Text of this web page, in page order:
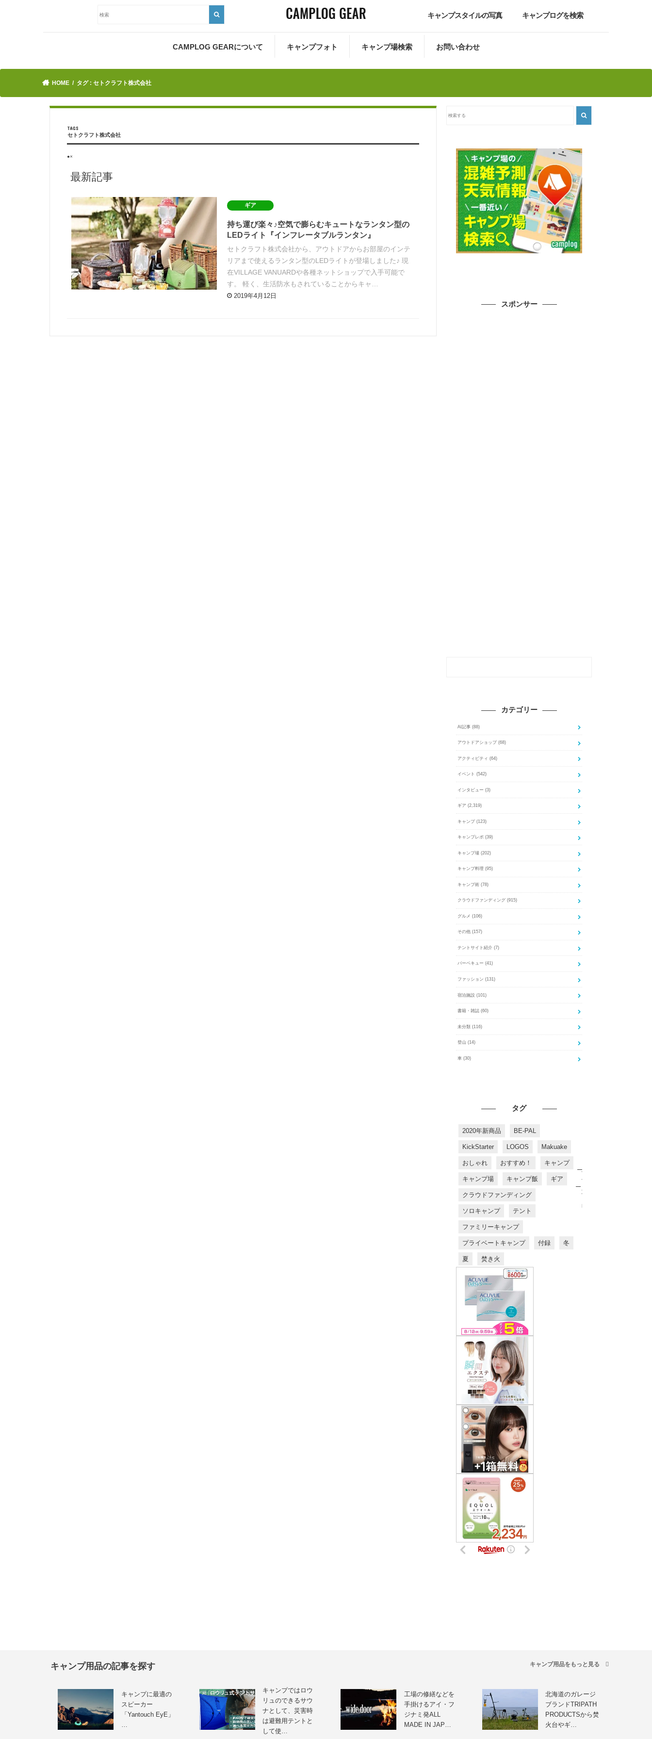
キャンプスタイルの写真 キャンプログを検索
CAMPLOG GEARについて キャンプフォト キャンプ場検索 お問い合わせ
HOME タグ : セトクラフト株式会社
セトクラフト株式会社
●×
最新記事
ギア
持ち運び楽々♪空気で膨らむキュートなランタン型の
LEDライト『インフレータブルランタン』
セトクラフト株式会社から、アウトドアからお部屋のインテ
リアまで使えるランタン型のLEDライトが登場しました♪ 現
在VILLAGE VANUARDや各種ネットショップで入手可能で
す。 軽く、生活防水もされていることからキャ…
2019年4月12日
スポンサー
カテゴリー
AI記事 (88)
アウトドアショップ (68)
アクティビティ (64)
イベント (542)
インタビュー (3)
ギア (2,319)
キャンプ (123)
キャンプレポ (39)
キャンプ場 (202)
キャンプ料理 (95)
キャンプ術 (78)
クラウドファンディング (915)
グルメ (106)
その他 (157)
テントサイト紹介 (7)
バーベキュー (41)
ファッション (131)
宿泊施設 (101)
書籍・雑誌 (60)
未分類 (116)
登山 (14)
車 (30)
タグ
2020年新商品 BE-PAL
KickStarter LOGOS Makuake
おしゃれ おすすめ！ キャンプ
キャンプ場 キャンプ飯 ギア
クラウドファンディング
ソロキャンプ テント
ファミリーキャンプ
プライベートキャンプ 付録 冬
夏 焚き火
す
す
め
商
品
キャンプ用品の記事を探す キャンプ用品をもっと見る
キャンプに最適の
スピーカー
「Yantouch EyE」
…
キャンプではロウ
リュのできるサウ
ナとして、災害時
は避難用テントと
して使…
工場の修繕などを
手掛けるアイ・フ
ジナミ発ALL
MADE IN JAP…
北海道のガレージ
ブランドTRIPATH
PRODUCTSから焚
火台やギ…